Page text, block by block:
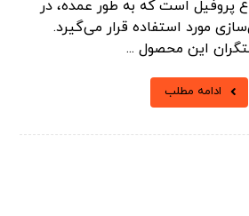
پروفیل است که به طور عمده، در
مورد استفاده قرار می‌گیرد.
این محصول ...
ادامه مطلب